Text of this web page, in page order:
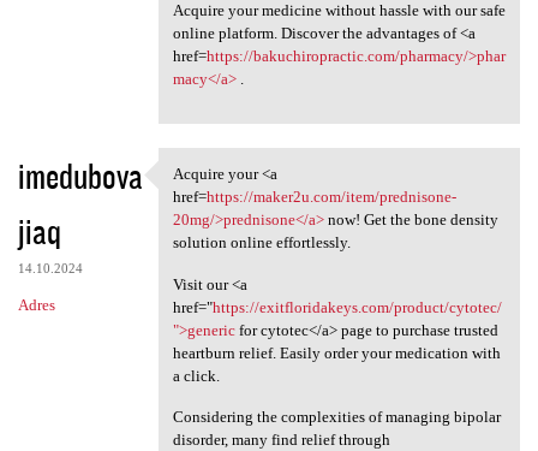
Acquire your medicine without hassle with our safe
online platform. Discover the advantages of <a
href=https://bakuchiropractic.com/pharmacy/>phar
macy</a>.
imedubova
jiaq
14.10.2024
Adres
Acquire your <a href=https:/
Acquire your <a
href=https://maker2u.com/item/prednisone-
20mg/>prednisone</a>now! Get the bone density
solution online effortlessly.
Visit our <a
href="https://exitfloridakeys.com/product/cytotec/
">genericfor cytotec</a> page to purchase trusted
heartburn relief. Easily order your medication with
a click.
Considering the complexities of managing bipolar
disorder, many find relief through